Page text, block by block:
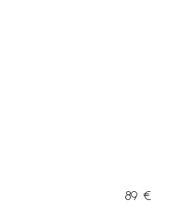
89 €